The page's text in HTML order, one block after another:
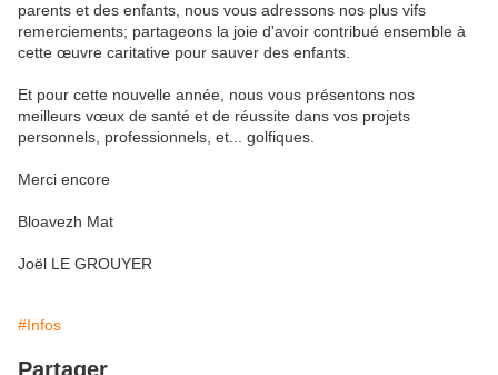
parents et des enfants, nous vous adressons nos plus vifs
remerciements; partageons la joie d'avoir contribué ensemble à
cette œuvre caritative pour sauver des enfants.
Et pour cette nouvelle année, nous vous présentons nos
meilleurs vœux de santé et de réussite dans vos projets
personnels, professionnels, et... golfiques.
Merci encore
Bloavezh Mat
Joël LE GROUYER
#Infos
Partager